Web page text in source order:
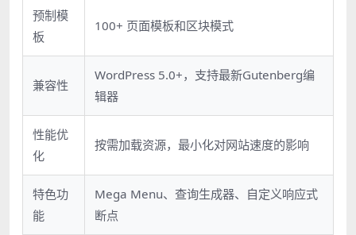
预制模
板
100+ 页面模板和区块模式
兼容性
WordPress 5.0+，支持最新Gutenberg编
辑器
性能优
化
按需加载资源，最小化对网站速度的影响
特色功
能
Mega Menu、查询生成器、自定义响应式
断点